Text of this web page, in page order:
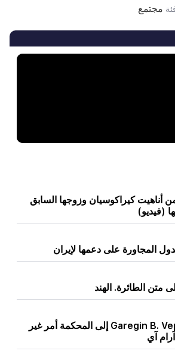
مجتمع
أناهيت كيراكوسيان وزوجها السابق
(فيديو)
المجاورة على دعمها لإيران
إن استدعاء Garegin B. Vepahar إلى المحكمة أمر غير
آي